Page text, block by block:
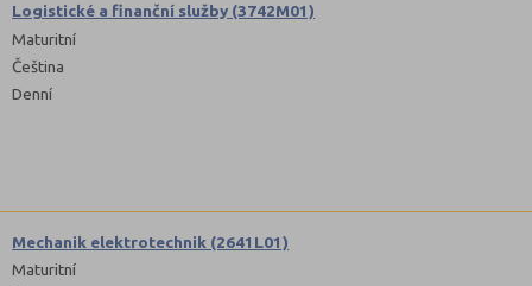
Logistické a finanční služby (3742M01)
Maturitní
Čeština
Denní
Mechanik elektrotechnik (2641L01)
Maturitní